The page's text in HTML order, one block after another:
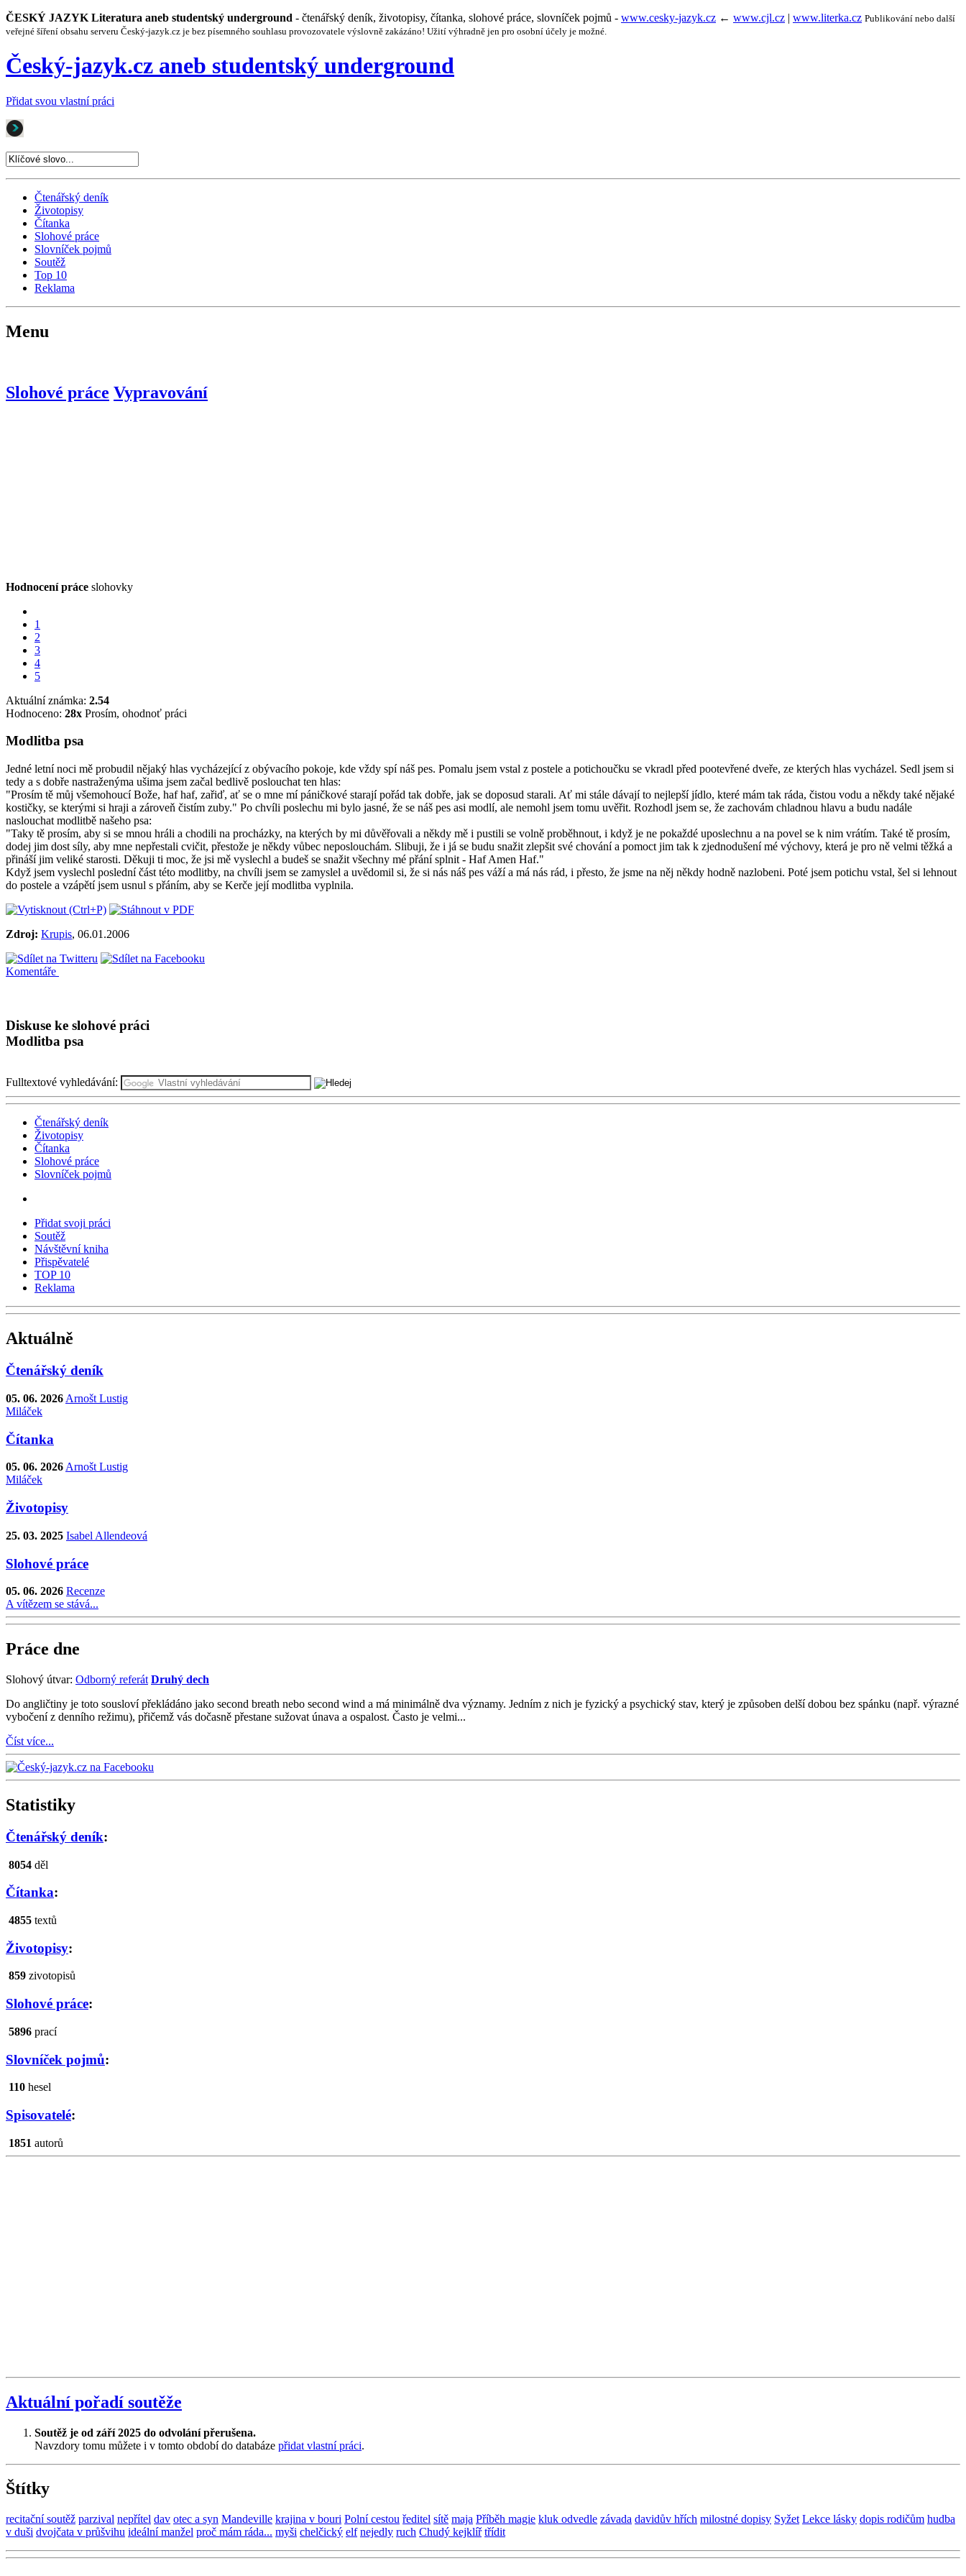
ČESKÝ JAZYK Literatura aneb studentský underground - čtenářský deník, životopisy, čítanka, slohové práce, slovníček pojmů - www.cesky-jazyk.cz ← www.cjl.cz | www.literka.cz Publikování nebo další
veřejné šíření obsahu serveru Český-jazyk.cz je bez písemného souhlasu provozovatele výslovně zakázáno! Užití výhradně jen pro osobní účely je možné.
Český-jazyk.cz aneb studentský underground
Přidat svou vlastní práci
Čtenářský deník
Životopisy
Čítanka
Slohové práce
Slovníček pojmů
Soutěž
Top 10
Reklama
Menu
Slohové práce Vypravování
Hodnocení práce slohovky
1
2
3
4
5
Aktuální známka: 2.54
Hodnoceno: 28x Prosím, ohodnoť práci
Modlitba psa
Jedné letní noci mě probudil nějaký hlas vycházející z obývacího pokoje, kde vždy spí náš pes. Pomalu jsem vstal z postele a potichoučku se vkradl před pootevřené dveře, ze kterých hlas vycházel. Sedl jsem si
tedy a s dobře nastraženýma ušima jsem začal bedlivě poslouchat ten hlas:
"Prosím tě můj všemohoucí Bože, haf haf, zařiď, ať se o mne mí páničkové starají pořád tak dobře, jak se doposud starali. Ať mi stále dávají to nejlepší jídlo, které mám tak ráda, čistou vodu a někdy také nějaké
kostičky, se kterými si hraji a zároveň čistím zuby." Po chvíli poslechu mi bylo jasné, že se náš pes asi modlí, ale nemohl jsem tomu uvěřit. Rozhodl jsem se, že zachovám chladnou hlavu a budu nadále
naslouchat modlitbě našeho psa:
"Taky tě prosím, aby si se mnou hráli a chodili na procházky, na kterých by mi důvěřovali a někdy mě i pustili se volně proběhnout, i když je ne pokaždé uposlechnu a na povel se k nim vrátím. Také tě prosím,
dodej jim dost síly, aby mne nepřestali cvičit, přestože je někdy vůbec neposlouchám. Slibuji, že i já se budu snažit zlepšit své chování a pomoct jim tak k zjednodušení mé výchovy, která je pro ně velmi těžká a
přináší jim veliké starosti. Děkuji ti moc, že jsi mě vyslechl a budeš se snažit všechny mé přání splnit - Haf Amen Haf."
Když jsem vyslechl poslední část této modlitby, na chvíli jsem se zamyslel a uvědomil si, že si nás náš pes váží a má nás rád, i přesto, že jsme na něj někdy hodně nazlobeni. Poté jsem potichu vstal, šel si lehnout
do postele a vzápětí jsem usnul s přáním, aby se Kerče její modlitba vyplnila.
Zdroj: Krupis, 06.01.2006
Komentáře
Diskuse ke slohové práci
Modlitba psa
Fulltextové vyhledávání:
Čtenářský deník
Životopisy
Čítanka
Slohové práce
Slovníček pojmů
Přidat svoji práci
Soutěž
Návštěvní kniha
Přispěvatelé
TOP 10
Reklama
Aktuálně
Čtenářský deník
05. 06. 2026 Arnošt Lustig
Miláček
Čítanka
05. 06. 2026 Arnošt Lustig
Miláček
Životopisy
25. 03. 2025 Isabel Allendeová
Slohové práce
05. 06. 2026 Recenze
A vítězem se stává...
Práce dne
Slohový útvar: Odborný referát Druhý dech
Do angličtiny je toto sousloví překládáno jako second breath nebo second wind a má minimálně dva významy. Jedním z nich je fyzický a psychický stav, který je způsoben delší dobou bez spánku (např. výrazné
vybočení z denního režimu), přičemž vás dočasně přestane sužovat únava a ospalost. Často je velmi...
Číst více...
Statistiky
Čtenářský deník:
8054 děl
Čítanka:
4855 textů
Životopisy:
859 zivotopisů
Slohové práce:
5896 prací
Slovníček pojmů:
110 hesel
Spisovatelé:
1851 autorů
Aktuální pořadí soutěže
Soutěž je od září 2025 do odvolání přerušena.
Navzdory tomu můžete i v tomto období do databáze přidat vlastní práci.
Štítky
recitační soutěž parzival nepřítel dav otec a syn Mandeville krajina v bouri Polní cestou ředitel sítě maja Příběh magie kluk odvedle závada davidův hřích milostné dopisy Syžet Lekce lásky dopis rodičům hudba
v duši dvojčata v průšvihu ideální manžel proč mám ráda... myši chelčický elf nejedly ruch Chudý kejklíř třídit